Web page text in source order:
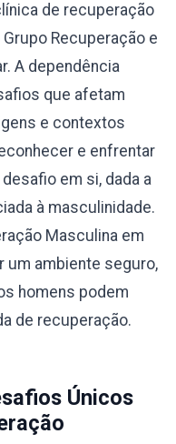
de recuperação
Recuperação e
A dependência
que afetam
e contextos
e enfrentar
em si, dada a
à masculinidade.
Masculina em
um ambiente seguro,
homens podem
de recuperação.
Únicos